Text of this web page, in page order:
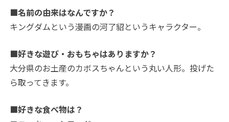
■名前の由来はなんですか？
キングダムという漫画の河了貂というキャラクター。
■好きな遊び・おもちゃはありますか？
大分県のお土産のカボスちゃんという丸い人形。投げた
ら取ってきます。
■好きな食べ物は？